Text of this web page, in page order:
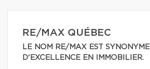
RE/MAX QUÉBEC
LE NOM RE/MAX EST SYNONYME
D'EXCELLENCE EN IMMOBILIER.